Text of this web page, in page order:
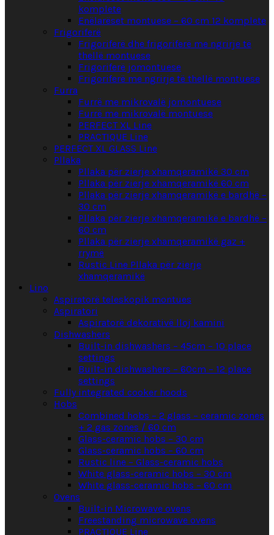
komplete
Enëlarëset montuese – 60 cm 12 komplete
Frigoriferë
Frigoriferë dhe frigoriferë me ngrirje të
thellë montuese
Frigoriferë jomontuese
Frigoriferë me ngrirje të thellë montuese
Furra
Furrë me mikrovalë jomontuese
Furrë me mikrovalë montuese
PERFECT XL Line
PRACTIQUE Line
PERFECT XL GLASS Line
Pllaka
Pllaka për zierje xhamqeramikë 30 cm
Pllaka për zierje xhamqeramikë 60 cm
Pllaka për zierje xhamqeramikë e bardhë –
30 cm
Pllaka për zierje xhamqeramikë e bardhë –
60 cm
Pllaka për zierje xhamqeramikë gaz +
rrymë
Rustic Line Pllaka për zierje
xhamqeramikë
Lino
Aspiratorë teleskopik montues
Aspiratori
Aspiratorë dekorativë lloj kamini
Dishwashers
Built-in dishwashers – 45cm – 10 place
settings
Built-in dishwashers – 60cm – 12 place
settings
Fully integrated cooker hoods
Hobs
Combined hobs – 2 glass – ceramic zones
+ 2 gas zones / 60 cm
Glass-ceramic hobs – 30 cm
Glass-ceramic hobs – 60 cm
Rustic line – Glass-ceramic hobs
White glass-ceramic hobs – 30 cm
White glass-ceramic hobs – 60 cm
Ovens
Built-in Microwave ovens
Freestanding microwave ovens
PRACTIQUE Line